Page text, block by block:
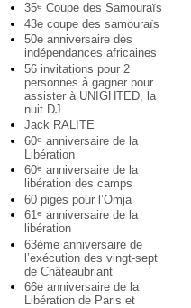
35e Coupe des Samouraïs
43e coupe des samouraïs
50e anniversaire des
indépendances africaines
56 invitations pour 2
personnes à gagner pour
assister à UNIGHTED, la
nuit DJ
Jack RALITE
60e anniversaire de la
Libération
60e anniversaire de la
libération des camps
60 piges pour l’Omja
61e anniversaire de la
libération
63ème anniversaire de
l’exécution des vingt-sept
de Châteaubriant
66e anniversaire de la
Libération de Paris et